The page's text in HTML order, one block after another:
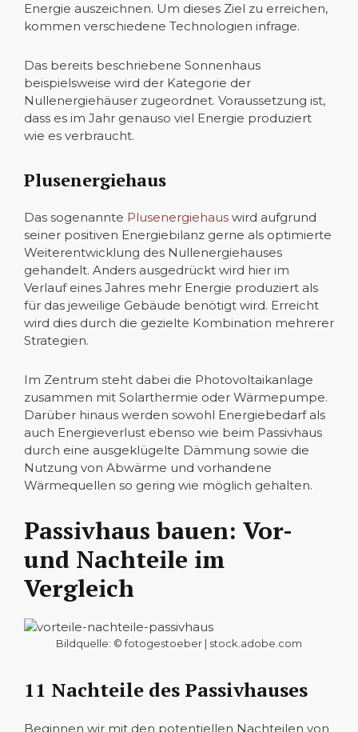
Energie auszeichnen. Um dieses Ziel zu erreichen,
kommen verschiedene Technologien infrage.
Das bereits beschriebene Sonnenhaus
beispielsweise wird der Kategorie der
Nullenergiehäuser zugeordnet. Voraussetzung ist,
dass es im Jahr genauso viel Energie produziert
wie es verbraucht.
Plusenergiehaus
Das sogenannte Plusenergiehaus wird aufgrund
seiner positiven Energiebilanz gerne als optimierte
Weiterentwicklung des Nullenergiehauses
gehandelt. Anders ausgedrückt wird hier im
Verlauf eines Jahres mehr Energie produziert als
für das jeweilige Gebäude benötigt wird. Erreicht
wird dies durch die gezielte Kombination mehrerer
Strategien.
Im Zentrum steht dabei die Photovoltaikanlage
zusammen mit Solarthermie oder Wärmepumpe.
Darüber hinaus werden sowohl Energiebedarf als
auch Energieverlust ebenso wie beim Passivhaus
durch eine ausgeklügelte Dämmung sowie die
Nutzung von Abwärme und vorhandene
Wärmequellen so gering wie möglich gehalten.
Passivhaus bauen: Vor-
und Nachteile im
Vergleich
Bildquelle: © fotogestoeber | stock.adobe.com
11 Nachteile des Passivhauses
Beginnen wir mit den potentiellen Nachteilen von